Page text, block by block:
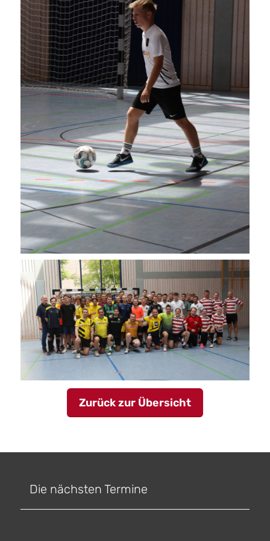
Zurück zur Übersicht
Die nächsten Termine